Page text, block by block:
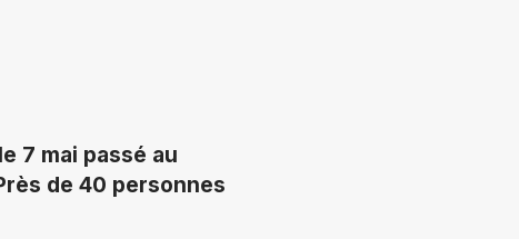
7 mai passé au
de 40 personnes